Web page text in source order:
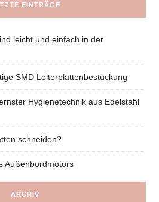
EINTRÄGE
leicht und einfach in der
SMD Leiterplattenbestückung
Hygienetechnik aus Edelstahl
schneiden?
Außenbordmotors
ARCHIV